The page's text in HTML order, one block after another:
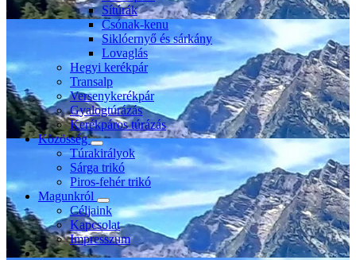
Sítúrák
Csónak-kenu
Siklóernyő és sárkány
Lovaglás
Hegyi kerékpár
Transalp
Versenykerékpár
Gyalogtúrázás
Kerékpáros túrázás
Közösség
Túrakirályok
Sárga trikó
Piros-fehér trikó
Magunkról
Céljaink
Kapcsolat
Impresszum